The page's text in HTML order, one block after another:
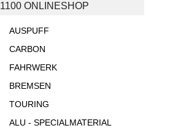
1100 ONLINESHOP
AUSPUFF
CARBON
FAHRWERK
BREMSEN
TOURING
ALU - SPECIALMATERIAL